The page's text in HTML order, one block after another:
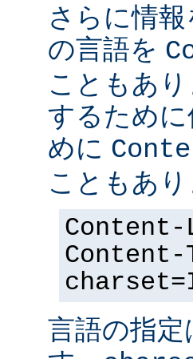
さらに情
の言語を
こともあ
するため
めに
こともあり
言語の指